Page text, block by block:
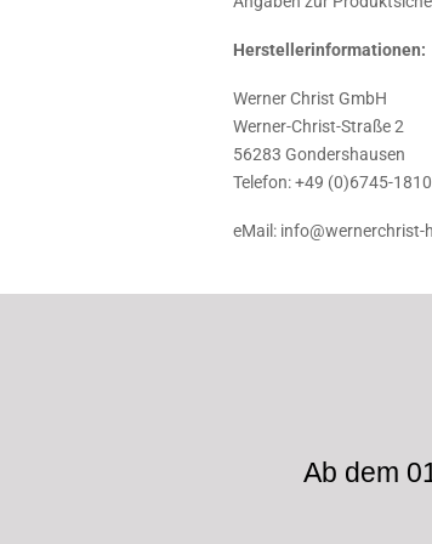
Herstellerinformationen:
Werner Christ GmbH
Werner-Christ-Straße 2
56283 Gondershausen
Telefon: +49 (0)6745-1810
eMail: info@wernerchrist-
Ab dem